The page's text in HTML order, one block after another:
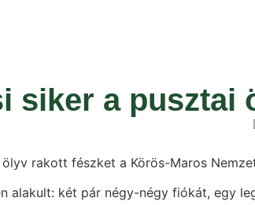
siker a pusztai
rakott fészket a Körös-Maros
alakult: két pár négy-négy fiókát, egy